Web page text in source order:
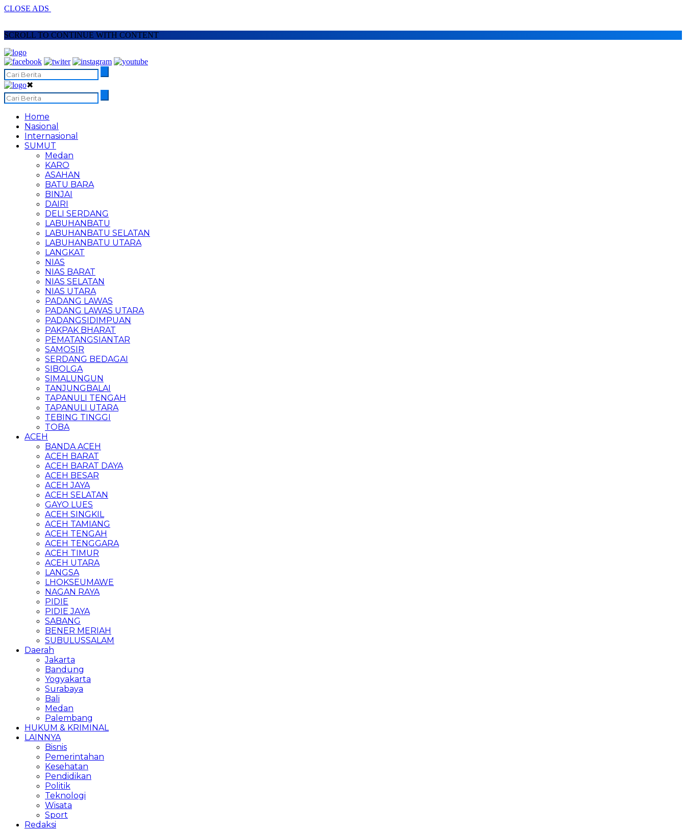
CLOSE ADS
SCROLL TO CONTINUE WITH CONTENT
✖
Home
Nasional
Internasional
SUMUT
Medan
KARO
ASAHAN
BATU BARA
BINJAI
DAIRI
DELI SERDANG
LABUHANBATU
LABUHANBATU SELATAN
LABUHANBATU UTARA
LANGKAT
NIAS
NIAS BARAT
NIAS SELATAN
NIAS UTARA
PADANG LAWAS
PADANG LAWAS UTARA
PADANGSIDIMPUAN
PAKPAK BHARAT
PEMATANGSIANTAR
SAMOSIR
SERDANG BEDAGAI
SIBOLGA
SIMALUNGUN
TANJUNGBALAI
TAPANULI TENGAH
TAPANULI UTARA
TEBING TINGGI
TOBA
ACEH
BANDA ACEH
ACEH BARAT
ACEH BARAT DAYA
ACEH BESAR
ACEH JAYA
ACEH SELATAN
GAYO LUES
ACEH SINGKIL
ACEH TAMIANG
ACEH TENGAH
ACEH TENGGARA
ACEH TIMUR
ACEH UTARA
LANGSA
LHOKSEUMAWE
NAGAN RAYA
PIDIE
PIDIE JAYA
SABANG
BENER MERIAH
SUBULUSSALAM
Daerah
Jakarta
Bandung
Yogyakarta
Surabaya
Bali
Medan
Palembang
HUKUM & KRIMINAL
LAINNYA
Bisnis
Pemerintahan
Kesehatan
Pendidikan
Politik
Teknologi
Wisata
Sport
Redaksi